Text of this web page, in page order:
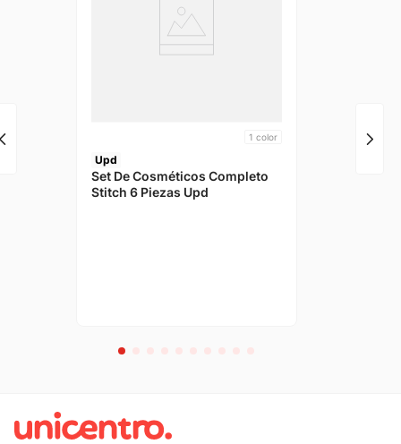
1 color
Upd
Set De Cosméticos Completo
Stitch 6 Piezas Upd